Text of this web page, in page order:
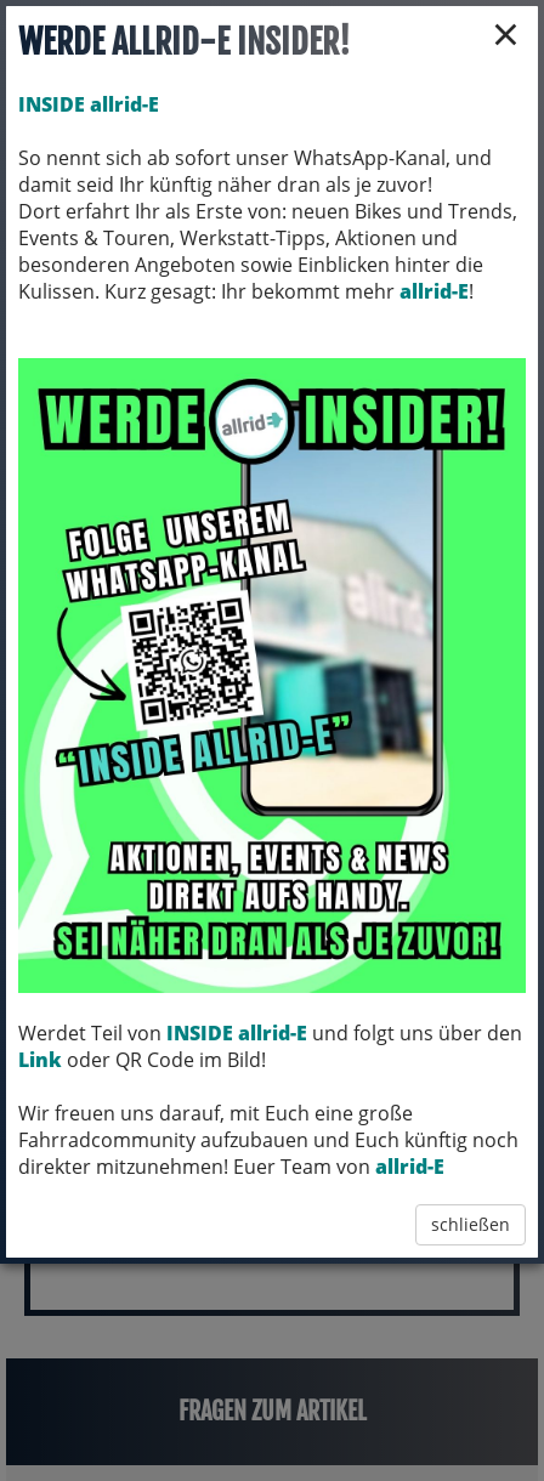
×
WERDE ALLRID-E INSIDER!
INSIDE allrid-E
So nennt sich ab sofort unser WhatsApp-Kanal, und
damit seid Ihr künftig näher dran als je zuvor!
Dort erfahrt Ihr als Erste von: neuen Bikes und Trends,
Events & Touren, Werkstatt-Tipps, Aktionen und
besonderen Angeboten sowie Einblicken hinter die
Kulissen. Kurz gesagt: Ihr bekommt mehrallrid-E!
Werdet Teil von INSIDE allrid-E und folgt uns über den
Link oder QR Code im Bild!
Wir freuen uns darauf, mit Euch eine große
Fahrradcommunity aufzubauen und Euch künftig noch
direkter mitzunehmen! Euer Team von allrid-E
schließen
Toggle navigation
E-BIKES E-BIKES/ TOUREN/ TREKKING/ CITY
Haibike TREKKING 6.5 LOW
i600Wh 10-G Cues
Art.Nr. 45434540
25-26 HB BCXK GL_toffee/sand Rh M/45
ABHOLUNG IN NORTORF!
3.999,00 EUR
FRAGEN ZUM ARTIKEL